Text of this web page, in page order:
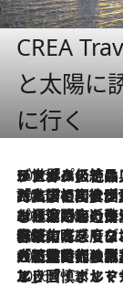
CREA
と太陽に
に行く
2026.8.8
リスボンの絶品スイーツ「パステル・デ・ナタ」とは？ポルトガル伝統の奥深い世界へ
2026.7.27
「私の祖国はポルトガル語です」国民的詩人フェルナンド・ペソアと、彼が愛した文
2026.7.26
ポルトガル近海が育む極上の海の幸。キリリと冷えた白ワインと愉しむ、シーフード
2026.7.22
伝統の味をモダンに昇華。高感度な地元客が集う、リスボンの最旬ガストロノミー
2026.7.21
大航海時代の栄華から、震災、独裁、そして革命へ。ポルトガル・首都リスボンの石畳に刻まれた「
2026.7.13
エッセイ・ヤマザキマリ「慎ましくも美しき国 ポルトガル」